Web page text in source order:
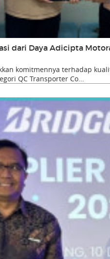
dari Daya Adicipta
komitmennya terhadap
QC Transporter Co...